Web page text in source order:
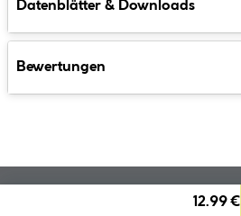
Datenblätter & Downloads
Bewertungen
12.99 €